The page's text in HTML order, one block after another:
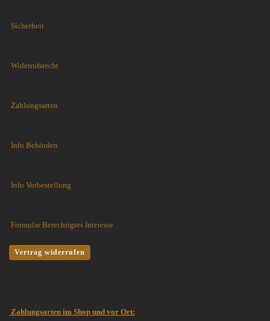
Sicherheit
Widerrufsrecht
Zahlungsarten
Info Behörden
Info Vorbestellung
Formular Berechtigtes Interesse
Vertrag widerrufen
Zahlungsarten im Shop und vor Ort: